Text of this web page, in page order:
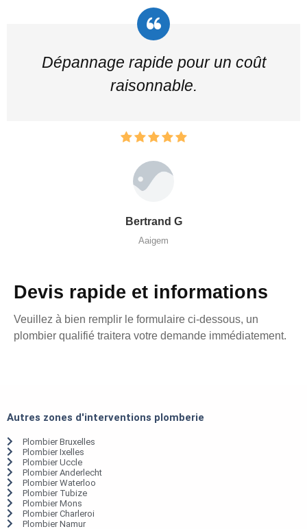
Dépannage rapide pour un coût
raisonnable.
Bertrand G
Aaigem
Devis rapide et informations
Veuillez à bien remplir le formulaire ci-dessous, un
plombier qualifié traitera votre demande immédiatement.
Autres zones d'interventions plomberie
Plombier Bruxelles
Plombier Ixelles
Plombier Uccle
Plombier Anderlecht
Plombier Waterloo
Plombier Tubize
Plombier Mons
Plombier Charleroi
Plombier Namur